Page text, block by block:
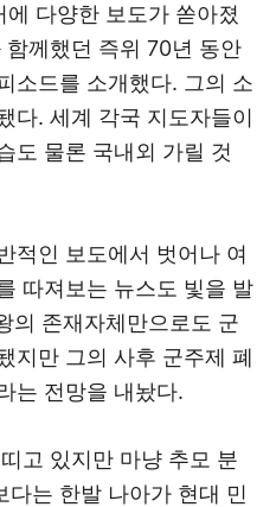
다양한 보도가 쏟아졌
께했던 즉위 70년 동안
소드를 소개했다. 그의 소
다. 세계 각국 지도자들이
도 물론 국내외 가릴 것
적인 보도에서 벗어나 여
따져보는 뉴스도 빛을 발
의 존재자체만으로도 군
지만 그의 사후 군주제 폐
는 전망을 내놨다.
고 있지만 마냥 추모 분
는 한발 나아가 현대 민